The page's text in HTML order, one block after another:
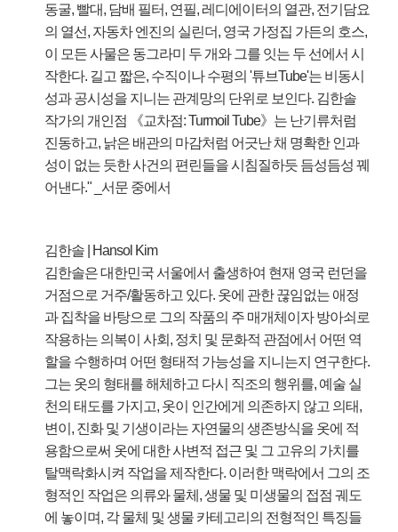
동굴, 빨대, 담배 필터, 연필, 레디에이터의 열관, 전기담요
의 열선, 자동차 엔진의 실린더, 영국 가정집 가든의 호스,
이 모든 사물은 동그라미 두 개와 그를 잇는 두 선에서 시
작한다. 길고 짧은, 수직이나 수평의 '튜브Tube'는 비동시
성과 공시성을 지니는 관계망의 단위로 보인다. 김한솔
작가의 개인점 《교차점: Turmoil Tube》는 난기류처럼
진동하고, 낡은 배관의 마감처럼 어긋난 채 명확한 인과
성이 없는 듯한 사건의 편린들을 시침질하듯 듬성듬성 꿰
어낸다." _서문 중에서
김한솔 | Hansol Kim
김한솔은 대한민국 서울에서 출생하여 현재 영국 런던을
거점으로 거주/활동하고 있다. 옷에 관한 끊임없는 애정
과 집착을 바탕으로 그의 작품의 주 매개체이자 방아쇠로
작용하는 의복이 사회, 정치 및 문화적 관점에서 어떤 역
할을 수행하며 어떤 형태적 가능성을 지니는지 연구한다.
그는 옷의 형태를 해체하고 다시 직조의 행위를, 예술 실
천의 태도를 가지고, 옷이 인간에게 의존하지 않고 의태,
변이, 진화 및 기생이라는 자연물의 생존방식을 옷에 적
용함으로써 옷에 대한 사변적 접근 및 그 고유의 가치를
탈맥락화시켜 작업을 제작한다. 이러한 맥락에서 그의 조
형적인 작업은 의류와 물체, 생물 및 미생물의 접점 궤도
에 놓이며, 각 물체 및 생물 카테고리의 전형적인 특징들